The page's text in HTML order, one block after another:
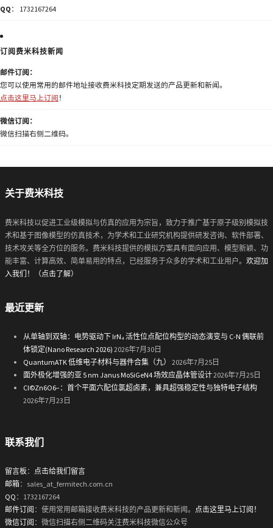
QQ ： 1732167264
订阅费米科技新闻
邮件订阅：
您可以使用常用的邮件地址接收费米科技定期发送的产品更新和新闻。
点击这里马上订阅 ！
微信订阅：
微信扫描右侧二维码。
关于费米科技
费米科技以促进工业级模拟与仿真的应用为宗旨，致力于推广基于原子级别模拟技
术和基于图像模型的仿真技术，为学术和工业研究机构提供研发咨询、软件部署、
技术攻关等全方位的服务。费米科技提供的模拟方案具有面向应用、模型新颖、功
能丰富、计算高效、简单易用的特点，已经服务于众多的学术和工业用户。 欢迎加
入我们！（点击了解）
最近更新
从单轴到双轴：电势驱动下 IrN₄ 活性位点配位构型的动态演变与 C-N 偶联前
体锁定(Nano Research 2026) 2026年7月30日
QuantumATK 低维电子材料与器件合集（九）
2026年7月25日
面外极化增强的亚 5 nm Janus MoSiGeN4 场效应晶体管设计2026年7月25日
Cl©Zn6O6−：首个平面六配位氯超卤素，兼具超强稳定性与独特电子结构
2026年7月23日
联系我们
留言板 ： 点击给我们留言
邮箱：sales_at_fermitech.com.cn
QQ ：1732167264
邮件订阅 ：使用常用邮箱接收费米科技的产品更新和新闻。 点击这里马上订阅！
微信订阅 ：微信扫描右侧二维码关注费米科技微信公众号